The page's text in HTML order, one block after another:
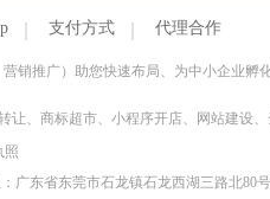
支付方式 代理合作
销推广）助您快速布局、为中小企业孵
让、商标超市、小程序开店、网站建设
照
广东省东莞市石龙镇石龙西湖三路北80